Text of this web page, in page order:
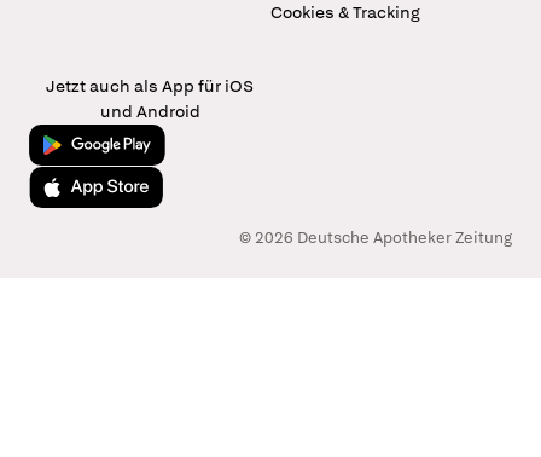
Cookies & Tracking
Jetzt auch als App für iOS
und Android
Jetzt bei Google Play
Laden im App Store
© 2026 Deutsche Apotheker Zeitung